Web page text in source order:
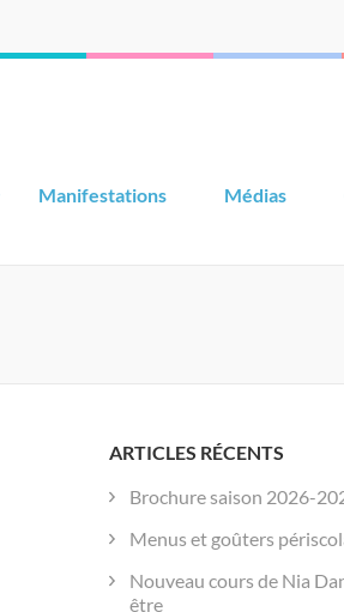
Manifestations Médias
ARTICLES RÉCENTS
Brochure saison 2026-
Menus et goûters
Nouveau cours de Nia
être